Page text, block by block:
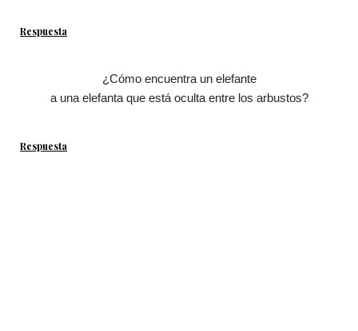
Respuesta
¿Cómo encuentra un elefante
a una elefanta que está oculta entre los arbustos?
Respuesta